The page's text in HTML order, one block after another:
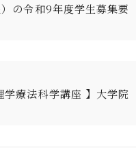
の令和9年度学生募集要
学療法科学講座 】大学院